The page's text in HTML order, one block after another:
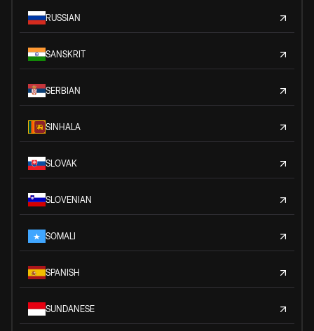
RUSSIAN
SANSKRIT
SERBIAN
SINHALA
SLOVAK
SLOVENIAN
SOMALI
SPANISH
SUNDANESE